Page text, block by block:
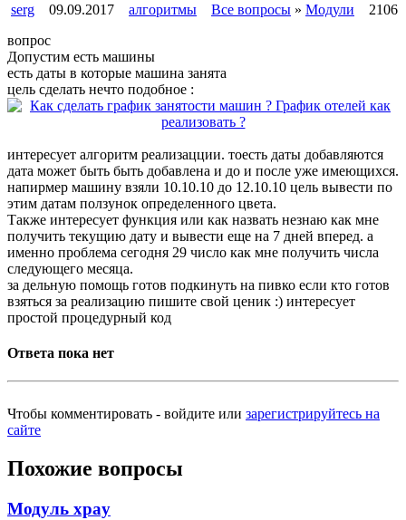
serg 09.09.2017 алгоритмы Все вопросы » Модули
2106
вопрос
Допустим есть машины
есть даты в которые машина занята
цель сделать нечто подобное :
интересует алгоритм реализацции. тоесть даты добавляются
дата может быть быть добавлена и до и после уже имеющихся.
напирмер машину взяли 10.10.10 до 12.10.10 цель вывести по
этим датам ползунок определенного цвета.
Также интересует функция или как назвать незнаю как мне
получить текущию дату и вывести еще на 7 дней вперед. а
именно проблема сегодня 29 число как мне получить числа
следующего месяца.
за дельную помощь готов подкинуть на пивко если кто готов
взяться за реализацию пишите свой ценик :) интересует
простой процедурный код
Ответа пока нет
Чтобы комментировать - войдите или зарегистрируйтесь на
сайте
Похожие вопросы
Модуль xpay